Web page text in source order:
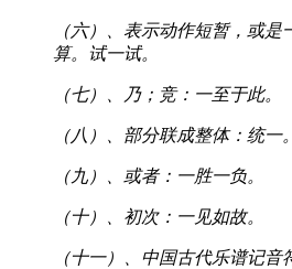
（六）、表示动作短暂，或
算。试一试。
（七）、乃；竞：一至于此。
（八）、部分联成整体：统一
（九）、或者：一胜一负。
（十）、初次：一见如故。
（十一）、中国古代乐谱记